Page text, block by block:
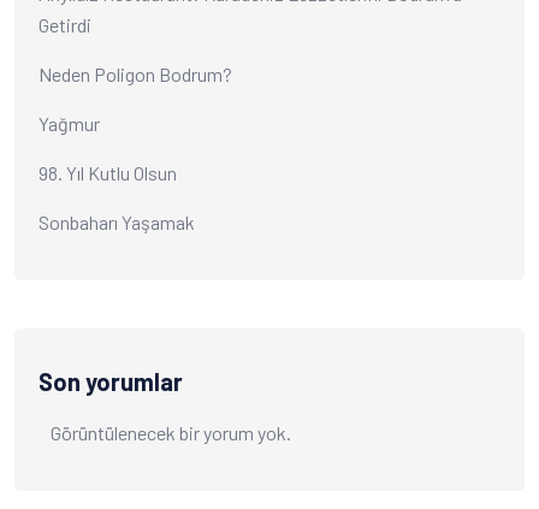
Getirdi
Neden Poligon Bodrum?
Yağmur
98. Yıl Kutlu Olsun
Sonbaharı Yaşamak
Son yorumlar
Görüntülenecek bir yorum yok.